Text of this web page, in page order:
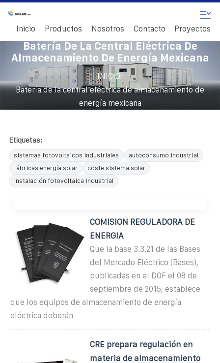
Inicio Productos Nosotros Contacto Proyectos
Batería De La Central Eléctrica De
Almacenamiento De Energía Mexicana
INICIO/
Batería de la central eléctrica de almacenamiento de
energía mexicana
Etiquetas:
sistemas fotovoltaicos industriales
autoconsumo industrial
fábricas energía solar
coste sistema solar
instalación fotovoltaica industrial
COMISION REGULADORA DE
ENERGIA
Que la base 3.3.21 de las Bases
del Mercado Eléctrico (Bases),
publicadas en el DOF el 08 de
septiembre de 2015, establece
que los equipos de almacenamiento de energía
eléctrica deberán
CRE prepara regulación en
materia de almacenamiento